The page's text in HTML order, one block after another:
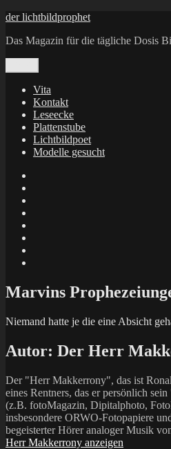
Zum
springen
der lichtbildprophet
Das Magazin für die tägliche Dosis
Vita
Kontakt
Leseecke
Plattenstube
Lichtbildpoet
Modelle gesucht
Marvins
Niemand hatte je die eine Absicht
Autor: Der Herr
Der "Herr Makkerrony", das ist
eines Rentners, das er persönlich
(z.B. fotoMagazin, Dipitalphoto,
insbesondere ORWO-Fotopapiere
begeisterter Hörer analoger Musik
Herr Makkerrony anzeigen